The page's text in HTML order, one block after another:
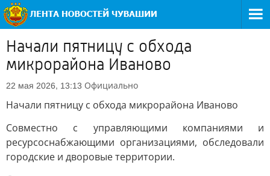
Начали пятницу с обхода
микрорайона Иваново
22 мая 2026, 13:13 Официально
Начали пятницу с обхода микрорайона Иваново
Совместно с управляющими компаниями и
ресурсоснабжающими организациями, обследовали
городские и дворовые территории.